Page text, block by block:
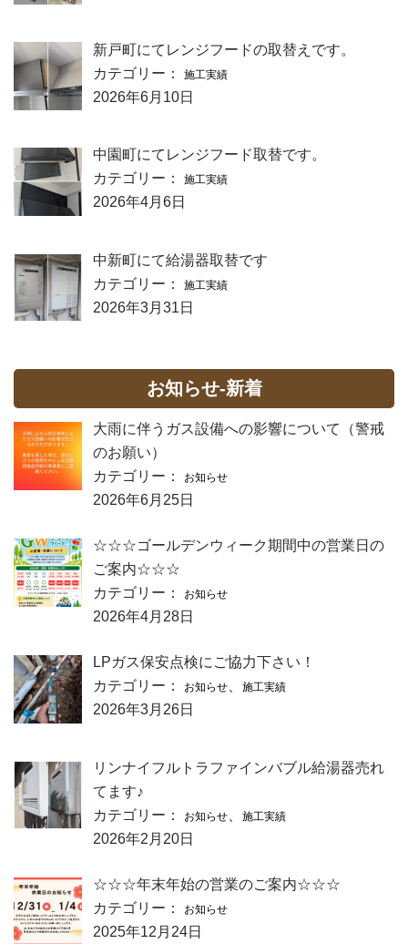
新戸町にてレンジフードの取替えです。
カテゴリー：
施工実績
2026年6月10日
中園町にてレンジフード取替です。
カテゴリー：
施工実績
2026年4月6日
中新町にて給湯器取替です
カテゴリー：
施工実績
2026年3月31日
お知らせ-新着
大雨に伴うガス設備への影響について（警戒
のお願い）
カテゴリー：
お知らせ
2026年6月25日
☆☆☆ゴールデンウィーク期間中の営業日の
ご案内☆☆☆
カテゴリー：
お知らせ
2026年4月28日
LPガス保安点検にご協力下さい！
カテゴリー：
お知らせ 施工実績
2026年3月26日
リンナイフルトラファインバブル給湯器売れ
てます♪
カテゴリー：
お知らせ 施工実績
2026年2月20日
☆☆☆年末年始の営業のご案内☆☆☆
カテゴリー：
お知らせ
2025年12月24日